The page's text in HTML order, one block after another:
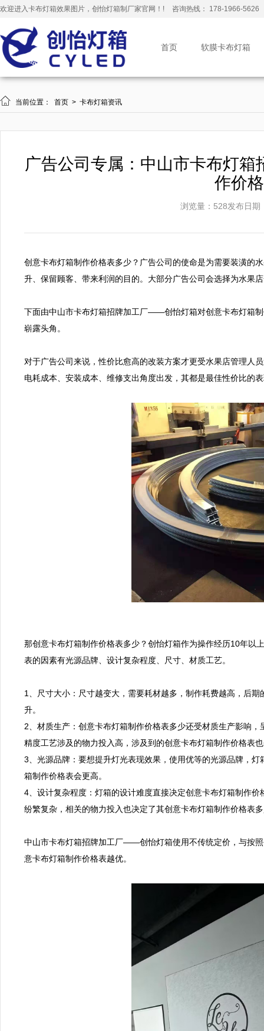
欢迎进入卡布灯箱效果图片，创怡灯箱制厂家官网！! 咨询热线： 178-1966-5626
首页 软膜卡布灯箱
 当前位置： 首页 > 卡布灯箱资讯
广告公司专属：中山市卡布灯
作价
浏览量：528发布日期
创意卡布灯箱制作价格表多少？广告公司的使命是为需要装潢的
升、保留顾客、带来利润的目的。大部分广告公司会选择为水果
下面由中山市卡布灯箱招牌加工厂——创怡灯箱对创意卡布灯箱
崭露头角。
对于广告公司来说，性价比愈高的改装方案才更受水果店管理人
电耗成本、安装成本、维修支出角度出发，其都是最佳性价比的
那创意卡布灯箱制作价格表多少？创怡灯箱作为操作经历10年以
表的因素有光源品牌、设计复杂程度、尺寸、材质工艺。
1、尺寸大小：尺寸越变大，需要耗材越多，制作耗费越高，后
升。
2、材质生产：创意卡布灯箱制作价格表多少还受材质生产影响
精度工艺涉及的物力投入高，涉及到的创意卡布灯箱制作价格表
3、光源品牌：要想提升灯光表现效果，使用优等的光源品牌，
箱制作价格表会更高。
4、设计复杂程度：灯箱的设计难度直接决定创意卡布灯箱制作
纷繁复杂，相关的物力投入也决定了其创意卡布灯箱制作价格表
中山市卡布灯箱招牌加工厂——创怡灯箱使用不传统定价，与按
意卡布灯箱制作价格表越优。